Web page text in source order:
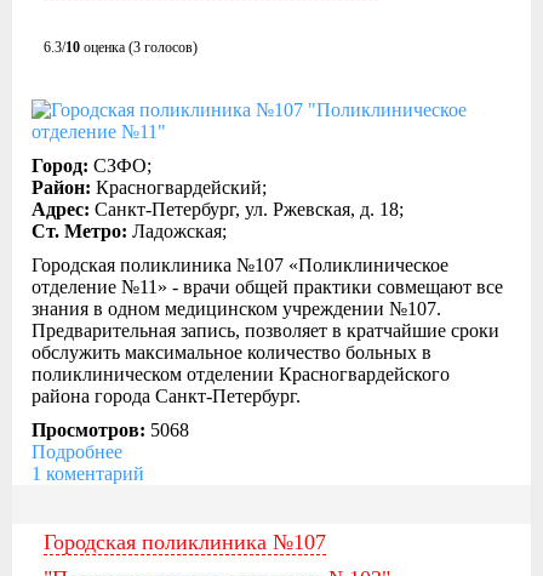
6.3/10 оценка (3 голосов)
Город: СЗФО;
Район: Красногвардейский;
Адрес: Санкт-Петербург, ул. Ржевская, д. 18;
Ст. Метро: Ладожская;
Городская поликлиника №107 «Поликлиническое
отделение №11» - врачи общей практики совмещают все
знания в одном медицинском учреждении №107.
Предварительная запись, позволяет в кратчайшие сроки
обслужить максимальное количество больных в
поликлиническом отделении Красногвардейского
района города Санкт-Петербург.
Просмотров: 5068
Подробнее
1 коментарий
Городская поликлиника №107